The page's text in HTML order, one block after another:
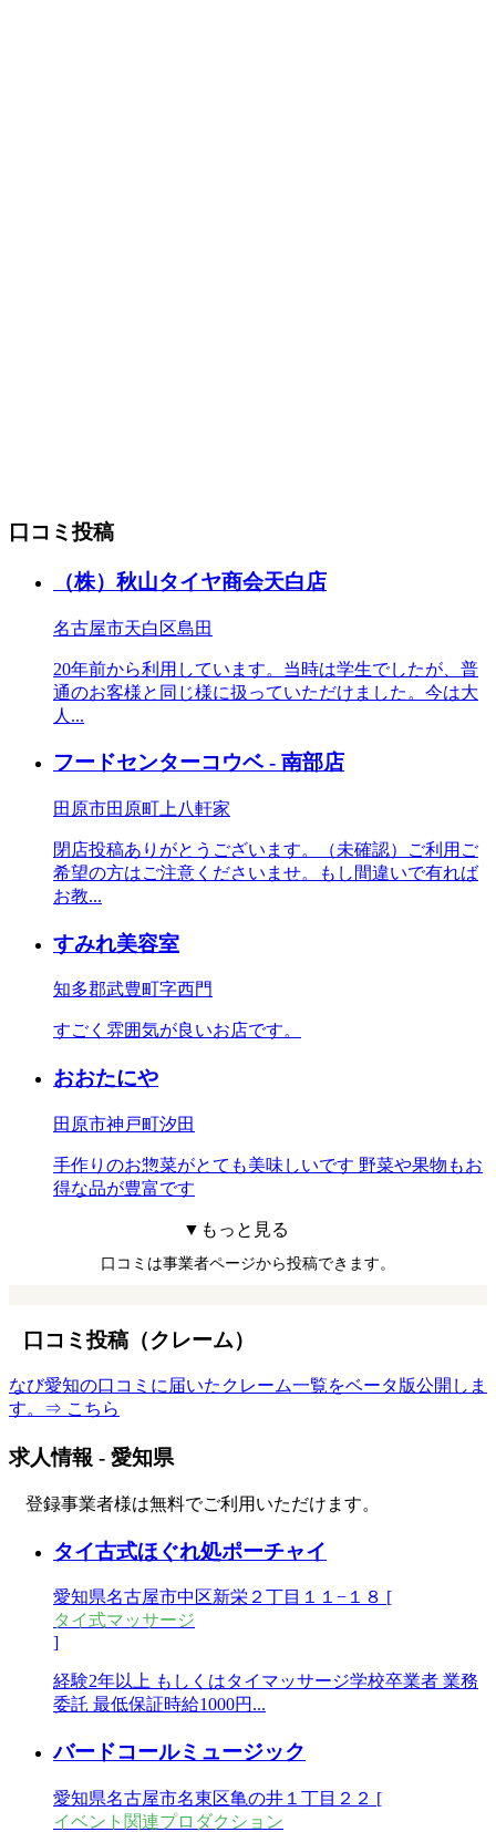
口コミ投稿
（株）秋山タイヤ商会天白店
名古屋市天白区島田
20年前から利用しています。当時は学生でしたが、普
通のお客様と同じ様に扱っていただけました。今は大
人...
フードセンターコウベ - 南部店
田原市田原町上八軒家
閉店投稿ありがとうございます。（未確認）ご利用ご
希望の方はご注意くださいませ。もし間違いで有れば
お教...
すみれ美容室
知多郡武豊町字西門
すごく雰囲気が良いお店です。
おおたにや
田原市神戸町汐田
手作りのお惣菜がとても美味しいです 野菜や果物もお
得な品が豊富です
▼もっと見る
口コミは事業者ページから投稿できます。
口コミ投稿（クレーム）
なび愛知の口コミに届いたクレーム一覧をベータ版公開しま
す。⇒ こちら
求人情報 - 愛知県
登録事業者様は無料でご利用いただけます。
タイ古式ほぐれ処ポーチャイ
愛知県名古屋市中区新栄２丁目１１−１８ [
タイ式マッサージ
]
経験2年以上 もしくはタイマッサージ学校卒業者 業務
委託 最低保証時給1000円...
バードコールミュージック
愛知県名古屋市名東区亀の井１丁目２２ [
イベント関連プロダクション